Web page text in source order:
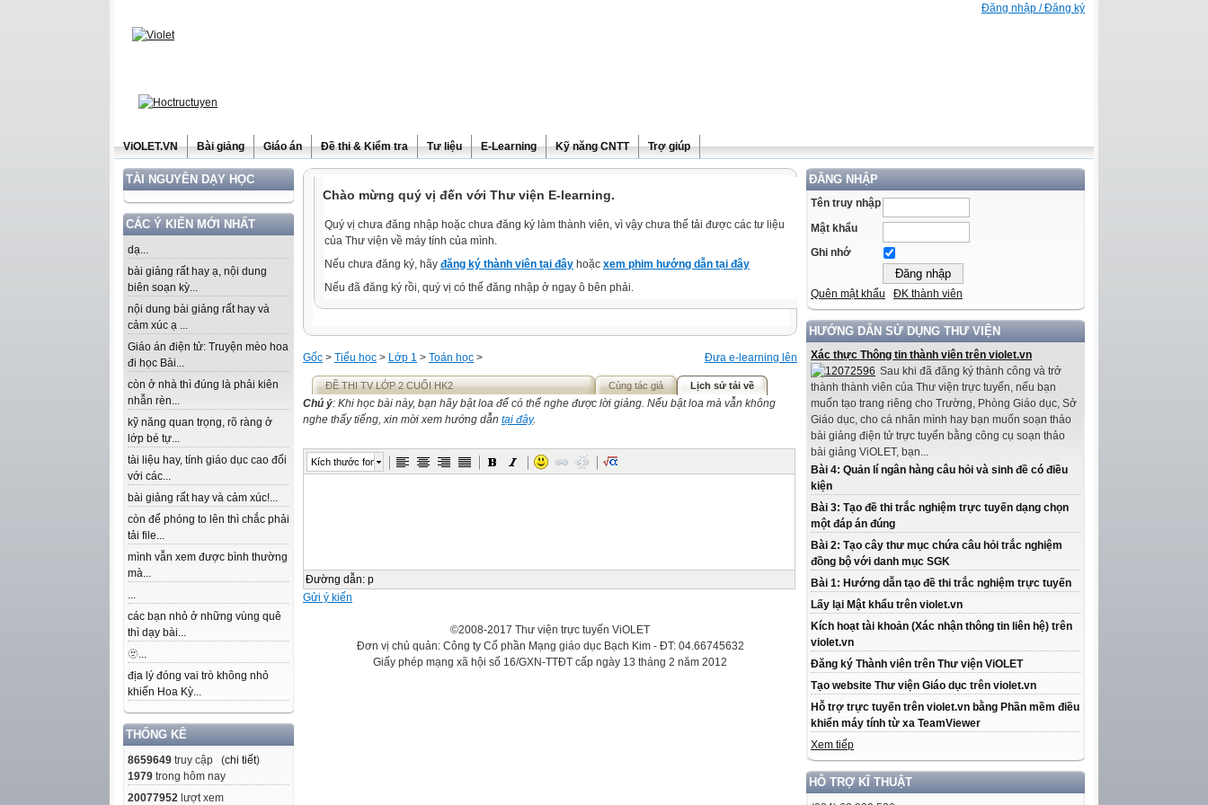
Đăng nhập / Đăng ký
ViOLET.VN Bài giảng Giáo án Đề thi & Kiểm tra Tư liệu E-Learning Kỹ năng CNTT Trợ giúp
TÀI NGUYÊN DẠY HỌC
CÁC Ý KIẾN MỚI NHẤT
dạ...
bài giảng rất hay ạ, nội dung
biên soạn kỳ...
nội dung bài giảng rất hay và
cảm xúc ạ ...
Giáo án điện tử: Truyện mèo hoa
đi học Bài...
còn ở nhà thì đúng là phải kiên
nhẫn rèn...
kỹ năng quan trọng, rõ ràng ở
lớp bé tự...
tài liệu hay, tính giáo dục cao đối
với các...
bài giảng rất hay và cảm xúc!...
còn để phóng to lên thì chắc phải
tải file...
mình vẫn xem được bình thường
mà...
...
các bạn nhỏ ở những vùng quê
thì dạy bài...
🫥...
địa lý đóng vai trò không nhỏ
khiến Hoa Kỳ...
THỐNG KÊ
8659649 truy cập (chi tiết)
1979 trong hôm nay
20077952 lượt xem
ĐĂNG NHẬP
Tên truy nhập
Mật khẩu
Ghi nhớ
Quên mật khẩu ĐK thành viên
HƯỚNG DẪN SỬ DỤNG THƯ VIỆN
Xác thực Thông tin thành viên trên violet.vn
Sau khi đã đăng ký thành công và trở
thành thành viên của Thư viện trực tuyến, nếu bạn
muốn tạo trang riêng cho Trường, Phòng Giáo dục, Sở
Giáo dục, cho cá nhân mình hay bạn muốn soạn thảo
bài giảng điện tử trực tuyến bằng công cụ soạn thảo
bài giảng ViOLET, bạn...
Bài 4: Quản lí ngân hàng câu hỏi và sinh đề có điều
kiện
Bài 3: Tạo đề thi trắc nghiệm trực tuyến dạng chọn
một đáp án đúng
Bài 2: Tạo cây thư mục chứa câu hỏi trắc nghiệm
đồng bộ với danh mục SGK
Bài 1: Hướng dẫn tạo đề thi trắc nghiệm trực tuyến
Lấy lại Mật khẩu trên violet.vn
Kích hoạt tài khoản (Xác nhận thông tin liên hệ) trên
violet.vn
Đăng ký Thành viên trên Thư viện ViOLET
Tạo website Thư viện Giáo dục trên violet.vn
Hỗ trợ trực tuyến trên violet.vn bằng Phần mềm điều
khiển máy tính từ xa TeamViewer
Xem tiếp
HỖ TRỢ KĨ THUẬT
Chào mừng quý vị đến với Thư viện E-learning.
Quý vị chưa đăng nhập hoặc chưa đăng ký làm thành viên, vì vậy chưa thể tải được các tư liệu
của Thư viện về máy tính của mình.
Nếu chưa đăng ký, hãy đăng ký thành viên tại đây hoặc xem phim hướng dẫn tại đây
Nếu đã đăng ký rồi, quý vị có thể đăng nhập ở ngay ô bên phải.
Đưa e-learning lên
Gốc > Tiểu học > Lớp 1 > Toán học >
ĐỀ THI TV LỚP 2 CUỐI HK2 Cùng tác giả Lịch sử tải về
Chú ý: Khi học bài này, bạn hãy bật loa để có thể nghe được lời giảng. Nếu bật loa mà vẫn không
nghe thấy tiếng, xin mời xem hướng dẫn tại đây.
Kích thước font
Đường dẫn: p
Gửi ý kiến
©2008-2017 Thư viện trực tuyến ViOLET
Đơn vị chủ quản: Công ty Cổ phần Mạng giáo dục Bạch Kim - ĐT: 04.66745632
Giấy phép mạng xã hội số 16/GXN-TTĐT cấp ngày 13 tháng 2 năm 2012